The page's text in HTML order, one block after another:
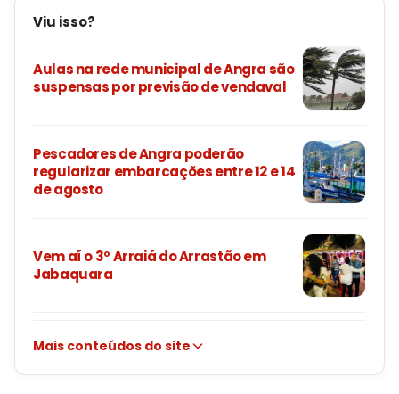
Viu isso?
Aulas na rede municipal de Angra são
suspensas por previsão de vendaval
Pescadores de Angra poderão
regularizar embarcações entre 12 e 14
de agosto
Vem aí o 3º Arraiá do Arrastão em
Jabaquara
Mais conteúdos do site